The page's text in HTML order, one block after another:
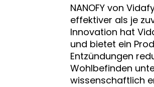
NANOFY von
effektiver als je
Innovation hat
und bietet ein
Entzündungen
Wohlbefinden
wissenschaftlich